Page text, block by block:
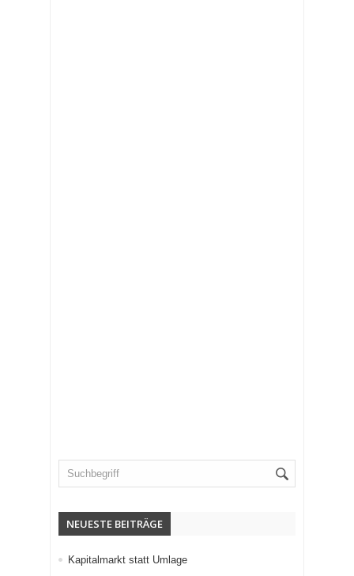
NEUESTE BEITRÄGE
Kapitalmarkt statt Umlage